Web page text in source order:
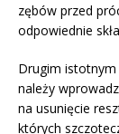
zębów przed
odpowiednie
Drugim
należy
na usunięcie
których